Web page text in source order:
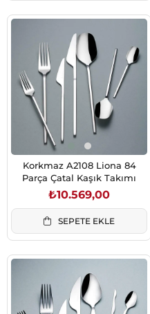
Korkmaz A2108 Liona 84
Parça Çatal Kaşık Takımı
₺10.569,00
SEPETE EKLE